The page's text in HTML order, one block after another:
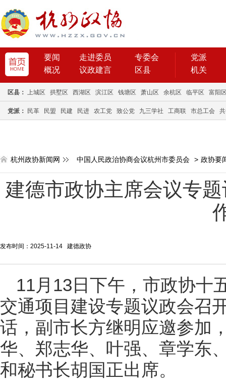
要闻 走进委员
专委会
概况
议政建言 区县
党派
机关
区县： 上城区 拱墅区 西湖区 滨江区 钱塘区 萧山区 余杭区 临平区 富阳
党派： 民革 民盟 民建 民进 农工党 致公党 九三学社 工商联 市总工会
杭州政协新闻网 中国人民政治协商会议杭州市委员会 > 政协要
建德市政协主席会议专
发布时间：2025-11-14 建德政协
11月13日下午，市政协十
交通项目建设专题议政会召
话，副市长方继明应邀参加
华、郑志华、叶强、章学东
和秘书长胡国正出席。